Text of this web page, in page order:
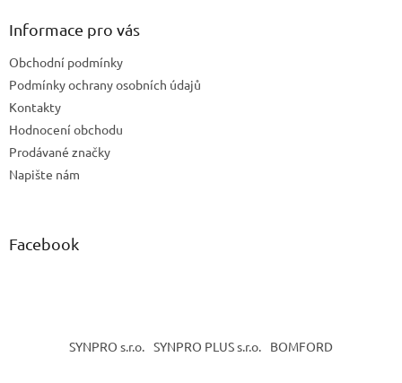
Informace pro vás
Obchodní podmínky
Podmínky ochrany osobních údajů
Kontakty
Hodnocení obchodu
Prodávané značky
Napište nám
Facebook
SYNPRO s.r.o. SYNPRO PLUS s.r.o. BOMFORD